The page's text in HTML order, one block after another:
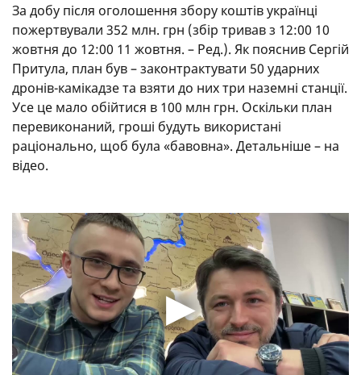
За добу після оголошення збору коштів українці
пожертвували 352 млн. грн (збір тривав з 12:00 10
жовтня до 12:00 11 жовтня. – Ред.). Як пояснив Сергій
Притула, план був – законтрактувати 50 ударних
дронів-камікадзе та взяти до них три наземні станції.
Усе це мало обійтися в 100 млн грн. Оскільки план
перевиконаний, гроші будуть використані
раціонально, щоб була «бавовна». Детальніше – на
відео.